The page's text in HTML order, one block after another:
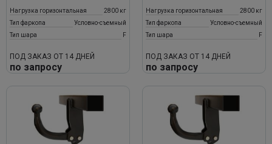
Нагрузка горизонтальная
2800 кг
Тип фаркопа
Условно-съемный
Тип шара
F
ПОД ЗАКАЗ ОТ 14 ДНЕЙ
по запросу
Нагрузка горизонтальная
2800 кг
Тип фаркопа
Условно-съемный
Тип шара
F
ПОД ЗАКАЗ ОТ 14 ДНЕЙ
по запросу